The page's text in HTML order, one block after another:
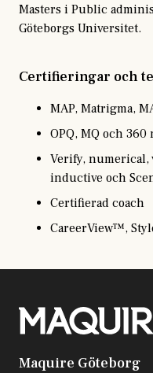
Masters i Public
Göteborgs Universitet.
Certifieringar och
MAP, Matrigma,
OPQ, MQ och
Verify, numerical,
inductive och
Certifierad coach
CareerView™,
Maquire Göteborg